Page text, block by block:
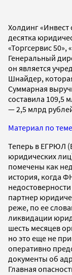
Холдинг «Инвест
десятка
«Торгсервис 50»,
Генеральный
он является
Шнайдер,
Суммарная
составила 109,5
— 2,5 млрд
Материал по теме
Теперь в ЕГРЮЛ
юридических
помечены как
история, когда
партнер
реже, по ее
ликвидации
шесть месяцев
но это еще не
оперативно
документы об
Главная